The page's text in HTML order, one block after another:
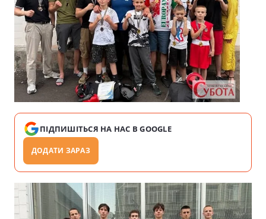
ПІДПИШІТЬСЯ НА НАС В GOOGLE
ДОДАТИ ЗАРАЗ